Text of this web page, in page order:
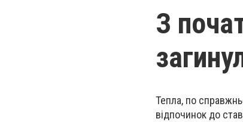
З
Тепла, по
відпочинок до